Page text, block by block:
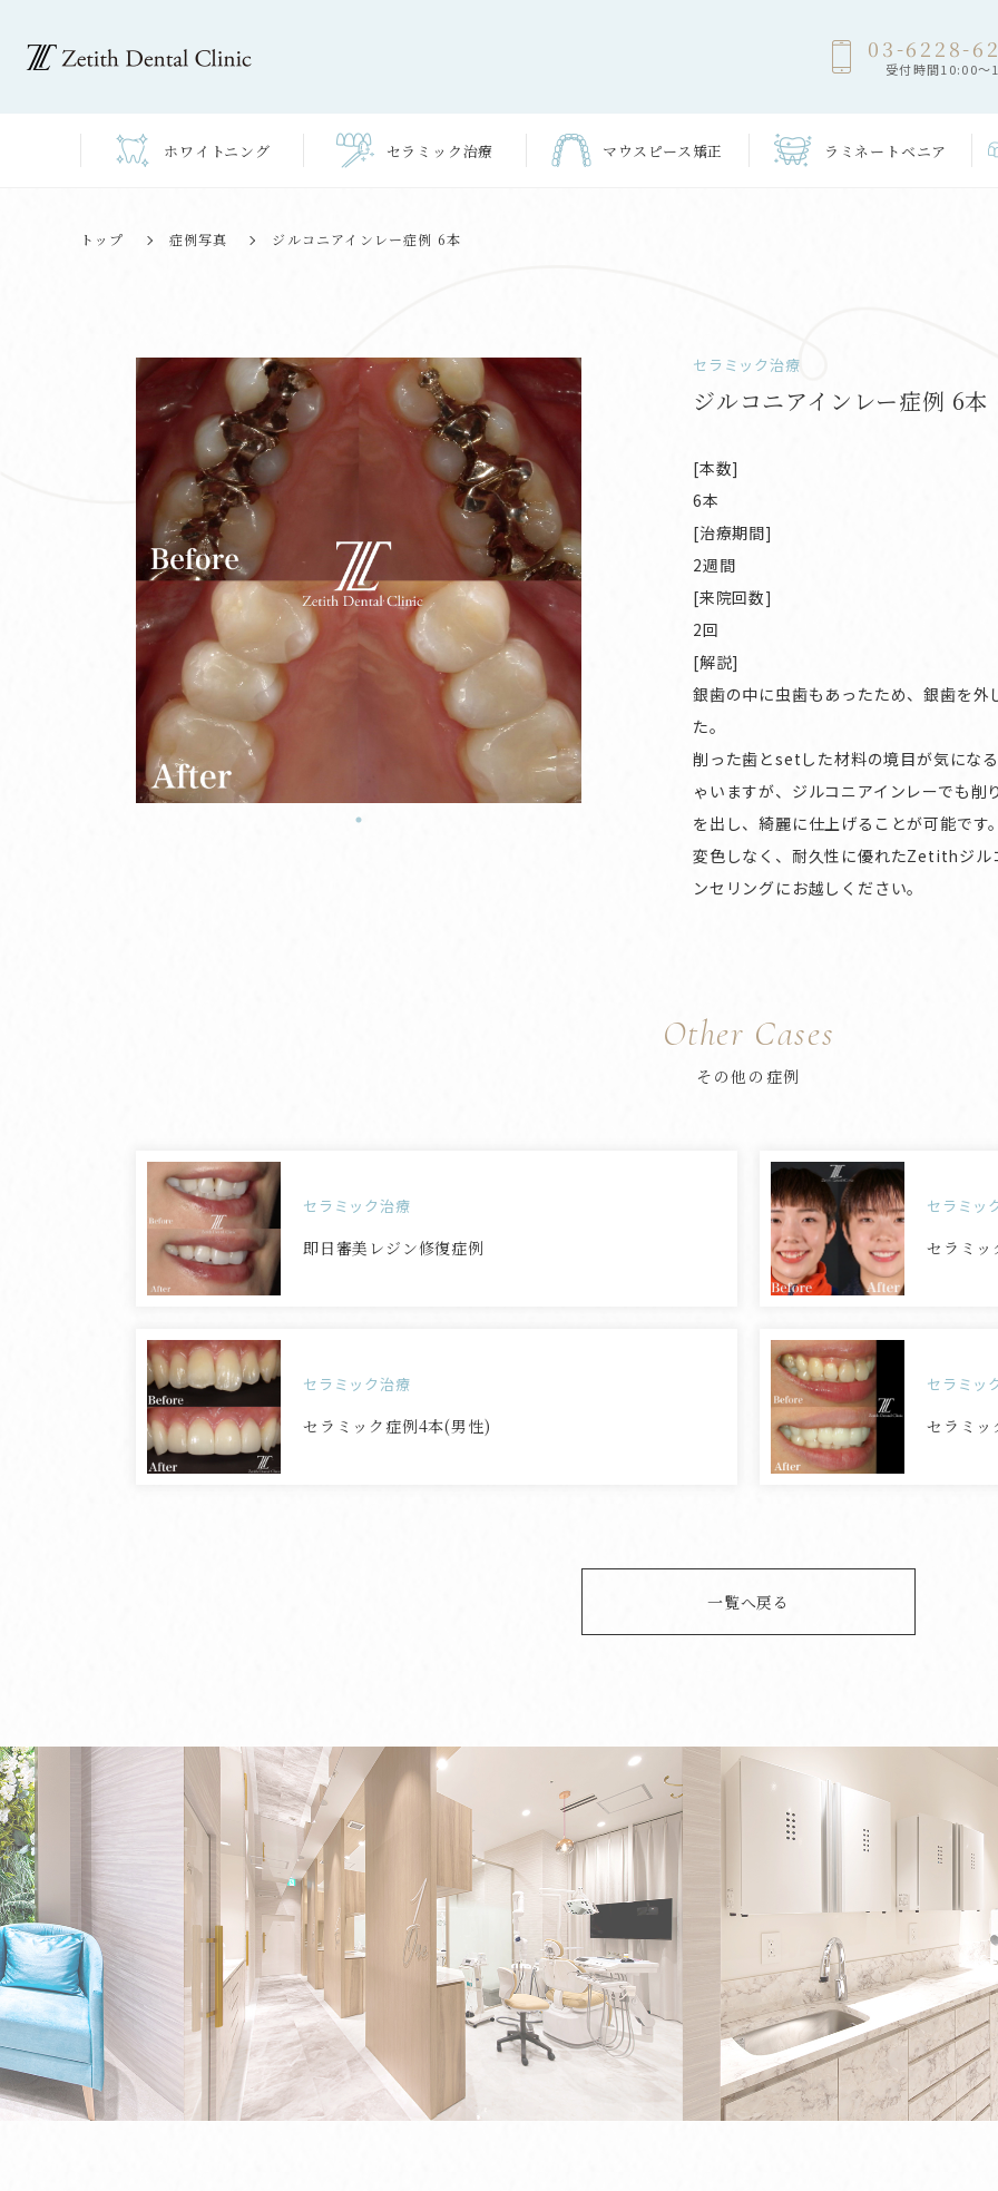
03-6228-
受付時間10:00～
ホワイトニング セラミック治療 マウスピース矯正 ラミネート ベニア
トップ 症例写真 ジルコニアインレー症例 6本
セラミック治療
ジルコニアインレー症例 6本
[本数]
6本
[治療期間]
2週間
[来院回数]
2回
[解説]
銀歯の中に虫歯もあったため、銀歯を
た。
削った歯とsetした材料の境目が気にな
ゃいますが、ジルコニアインレーでも
を出し、綺麗に仕上げることが可能です
変色しなく、耐久性に優れたZetithジル
ンセリングにお越しください。
Other Cases
その他の症例
セラミック治療
即日審美レジン修復症例
セラミッ
セラミッ
セラミック治療
セラミック症例4本(男性)
セラミッ
セラミ
一覧へ戻る